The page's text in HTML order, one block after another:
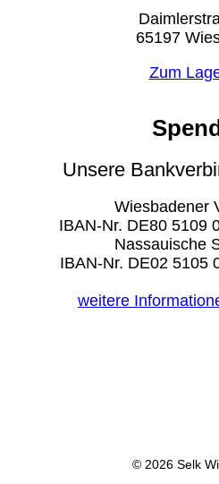
65197
Zum
Unsere
Wiesbadener
IBAN-Nr. DE80 5109
Nassauische
IBAN-Nr. DE02 5105
weitere
© 2026 Selk